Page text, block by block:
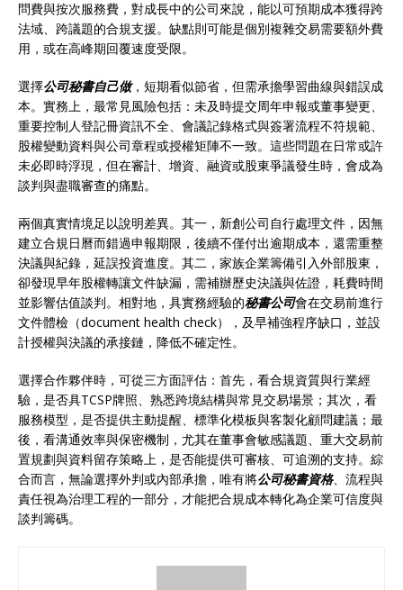
問費與按次服務費，對成長中的公司來說，能以可預期成本獲得跨
法域、跨議題的合規支援。缺點則可能是個別複雜交易需要額外費
用，或在高峰期回覆速度受限。
選擇公司秘書自己做，短期看似節省，但需承擔學習曲線與錯誤成
本。實務上，最常見風險包括：未及時提交周年申報或董事變更、
重要控制人登記冊資訊不全、會議記錄格式與簽署流程不符規範、
股權變動資料與公司章程或授權矩陣不一致。這些問題在日常或許
未必即時浮現，但在審計、增資、融資或股東爭議發生時，會成為
談判與盡職審查的痛點。
兩個真實情境足以說明差異。其一，新創公司自行處理文件，因無
建立合規日曆而錯過申報期限，後續不僅付出逾期成本，還需重整
決議與紀錄，延誤投資進度。其二，家族企業籌備引入外部股東，
卻發現早年股權轉讓文件缺漏，需補辦歷史決議與佐證，耗費時間
並影響估值談判。相對地，具實務經驗的秘書公司會在交易前進行
文件體檢（document health check），及早補強程序缺口，並設
計授權與決議的承接鏈，降低不確定性。
選擇合作夥伴時，可從三方面評估：首先，看合規資質與行業經
驗，是否具TCSP牌照、熟悉跨境結構與常見交易場景；其次，看
服務模型，是否提供主動提醒、標準化模板與客製化顧問建議；最
後，看溝通效率與保密機制，尤其在董事會敏感議題、重大交易前
置規劃與資料留存策略上，是否能提供可審核、可追溯的支持。綜
合而言，無論選擇外判或內部承擔，唯有將公司秘書資格、流程與
責任視為治理工程的一部分，才能把合規成本轉化為企業可信度與
談判籌碼。